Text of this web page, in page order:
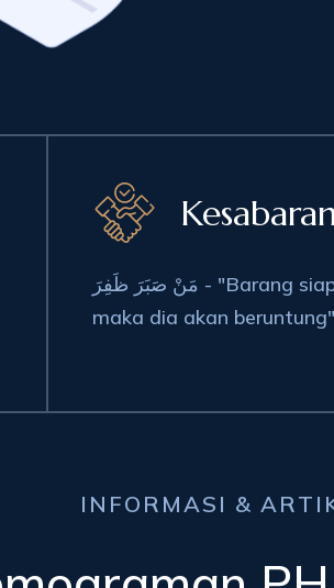
مَنْ صَبَرَ ظَفِرَ - "Barang siapa yang bersabar,
maka dia akan beruntung"
INFORMASI &